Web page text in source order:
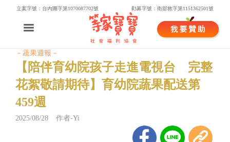
立案字號：台內團字第1070087702號 勸募字號：衛部救字第1151362501號
－蔬果週報－
【陪伴育幼院孩子走進電視台 完整
花絮敬請期待】育幼院蔬果配送第
459週
2025/08/28 作者-Yi